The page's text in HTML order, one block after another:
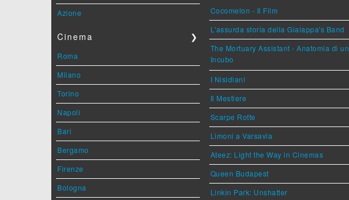
Azione
Cinema ❯
Roma
Milano
Torino
Napoli
Bari
Bergamo
Firenze
Bologna
Cocomelon - Il Film
L'assurda storia della Gialappa's Band
The Mortuary Assistant - Anatomia di un
Incubo
I Nisidiani
Il Mestiere
Scarpe Rotte
Limoni a Varsavia
Ateez: Light the Way in Cinemas
Queen Budapest
Linkin Park: Unshatter